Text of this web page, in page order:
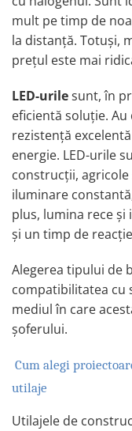
Lumini de Zi, DRL
Proiectoare de lucru
Proiectoare
Proiectoare Full LED
Proiectoare Halogen
Dispozitive Avertizare
Accesorii Goarne
Autocolante
fluorescente
Avertizare sonora
de Avertizare
Goarne si trompete cu
Benzi si placi
Girofaruri auto si
Goarne / Trompete
Kituri Instalare Goarne
Pneumatice
Rampe luminoase
mult pe timp de
la distanță. Totuși,
prețul este mai
LED-urilesunt, în
eficientă soluție.
rezistență
energie. LED-urile
construcții, agricole
iluminare
plus, lumina rece
și un timp de
Alegerea tipului de
compatibilitatea cu
mediul în care
șoferului.
Cum alegi
utilaje
Utilajele de